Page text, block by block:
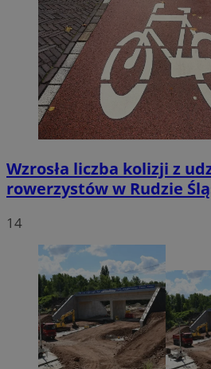
Wzrosła liczba kolizji z
rowerzystów w Rudzie
14